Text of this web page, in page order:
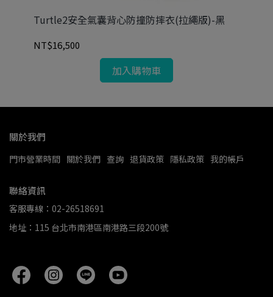
Turtle2安全氣囊背心防撞防摔衣(拉繩版)-黑
NT$16,500
加入購物車
關於我們
門市營業時間 關於我們 查詢 退貨政策 隱私政策 我的帳戶
聯絡資訊
客服專線：02-26518691
地址：115 台北市南港區南港路三段200號